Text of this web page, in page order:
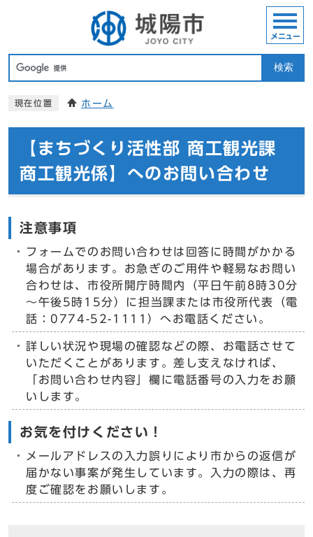
検索
メニュー
現在位置 ホーム
【まちづくり活性部 商工観光課
商工観光係】へのお問い合わせ
注意事項
フォームでのお問い合わせは回答に時間がかかる
場合があります。お急ぎのご用件や軽易なお問い
合わせは、市役所開庁時間内（平日午前8時30分
～午後5時15分）に担当課または市役所代表（電
話：0774-52-1111）へお電話ください。
詳しい状況や現場の確認などの際、お電話させて
いただくことがあります。差し支えなければ、
「お問い合わせ内容」欄に電話番号の入力をお願
いします。
お気を付けください！
メールアドレスの入力誤りにより市からの返信が
届かない事案が発生しています。入力の際は、再
度ご確認をお願いします。